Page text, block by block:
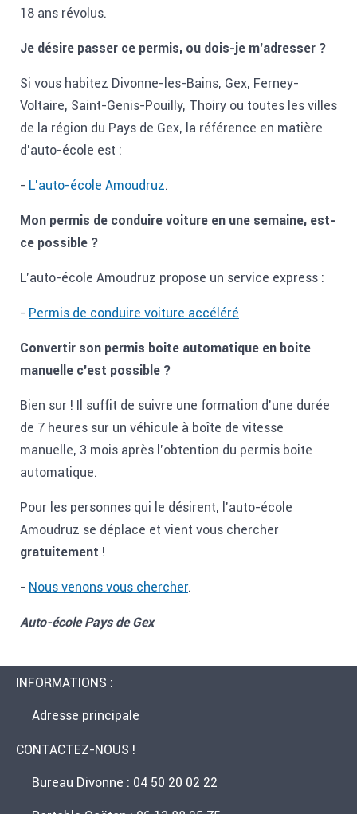
Filière supervisée
Permis scooter (AM / BSR)
18 ans révolus.
Je désire passer ce permis, ou dois-je m'adresser ?
Si vous habitez Divonne-les-Bains, Gex, Ferney-
Voltaire, Saint-Genis-Pouilly, Thoiry ou toutes les villes
de la région du Pays de Gex, la référence en matière
d'auto-école est :
- L'auto-école Amoudruz.
Mon permis de conduire voiture en une semaine, est-
ce possible ?
L'auto-école Amoudruz propose un service express :
- Permis de conduire voiture accéléré
Convertir son permis boite automatique en boite
manuelle c'est possible ?
Bien sur ! Il suffit de suivre une formation d'une durée
de 7 heures sur un véhicule à boîte de vitesse
manuelle, 3 mois après l'obtention du permis boite
automatique.
Pour les personnes qui le désirent, l'auto-école
Amoudruz se déplace et vient vous chercher
gratuitement !
- Nous venons vous chercher.
Auto-école Pays de Gex
INFORMATIONS :
Adresse principale
CONTACTEZ-NOUS !
Bureau Divonne : 04 50 20 02 22